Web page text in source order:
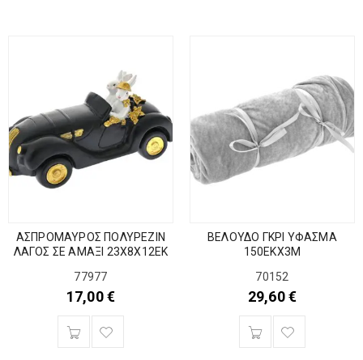
ΑΣΠΡΟΜΑΥΡΟΣ ΠΟΛΥΡΕΖΙΝ
ΛΑΓΟΣ ΣΕ ΑΜΑΞΙ 23Χ8Χ12ΕΚ
77977
17,00€
ΒΕΛΟΥΔΟ ΓΚΡΙ ΥΦΑΣΜΑ
150ΕΚΧ3Μ
70152
29,60€